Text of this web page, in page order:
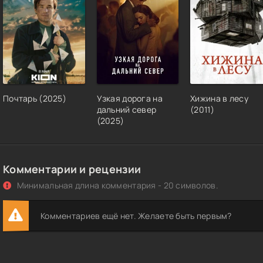
Почтарь (2025)
Узкая дорога на
дальний север
(2025)
Хижина в лесу
(2011)
Комментарии и рецензии
Минимальная длина комментария - 20 символов.
Комментариев ещё нет. Желаете быть первым?